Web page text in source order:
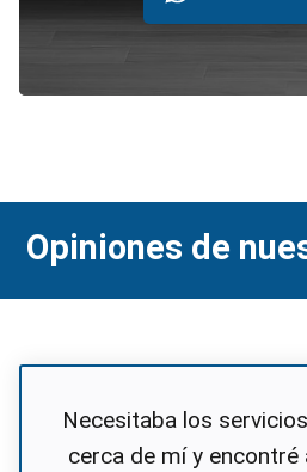
Opiniones de
Necesitaba los
cerca de mí y encontré